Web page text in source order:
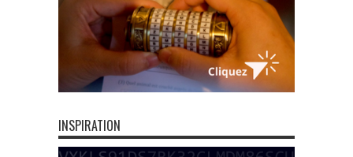
INSPIRATION